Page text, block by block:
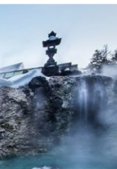
parada- entre